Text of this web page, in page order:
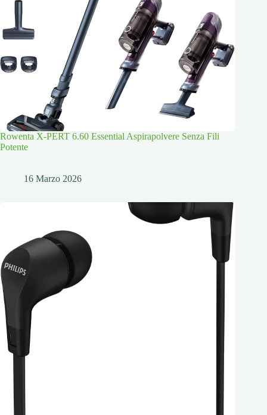
Rowenta X-PERT 6.60 Essential Aspirapolvere Senza Fili
Potente
16 Marzo 2026